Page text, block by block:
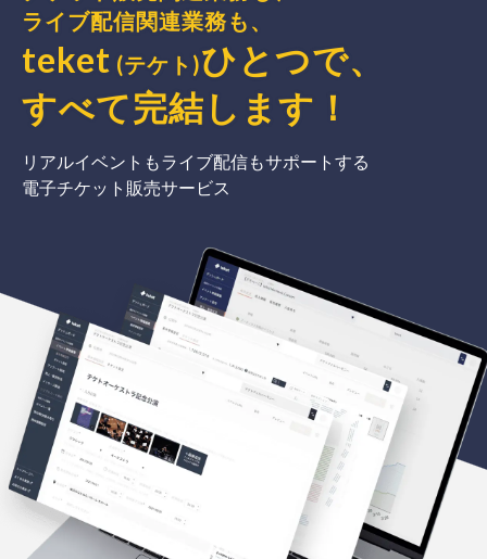
ライブ配信関連業務も、
teket (テケト)ひとつで、
すべて完結 します ！
リアルイベントもライブ配信もサポートする
電子チケット販売サービス